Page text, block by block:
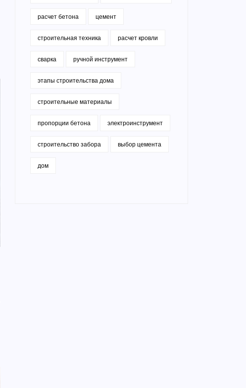
расчет бетона цемент
строительная техника расчет кровли
сварка ручной инструмент
этапы строительства дома
строительные материалы
пропорции бетона электроинструмент
строительство забора выбор цемента
дом